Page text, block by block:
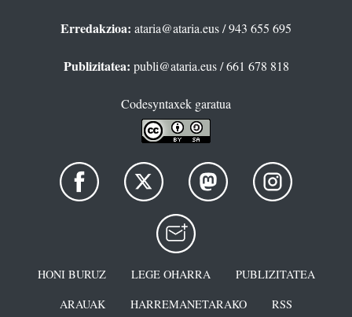
Erredakzioa: ataria@ataria.eus/ 943 655 695
Publizitatea: publi@ataria.eus/ 661 678 818
Codesyntaxek garatua
HONI BURUZ LEGE OHARRA
PUBLIZITATEA
ARAUAK
HARREMANETARAKO RSS